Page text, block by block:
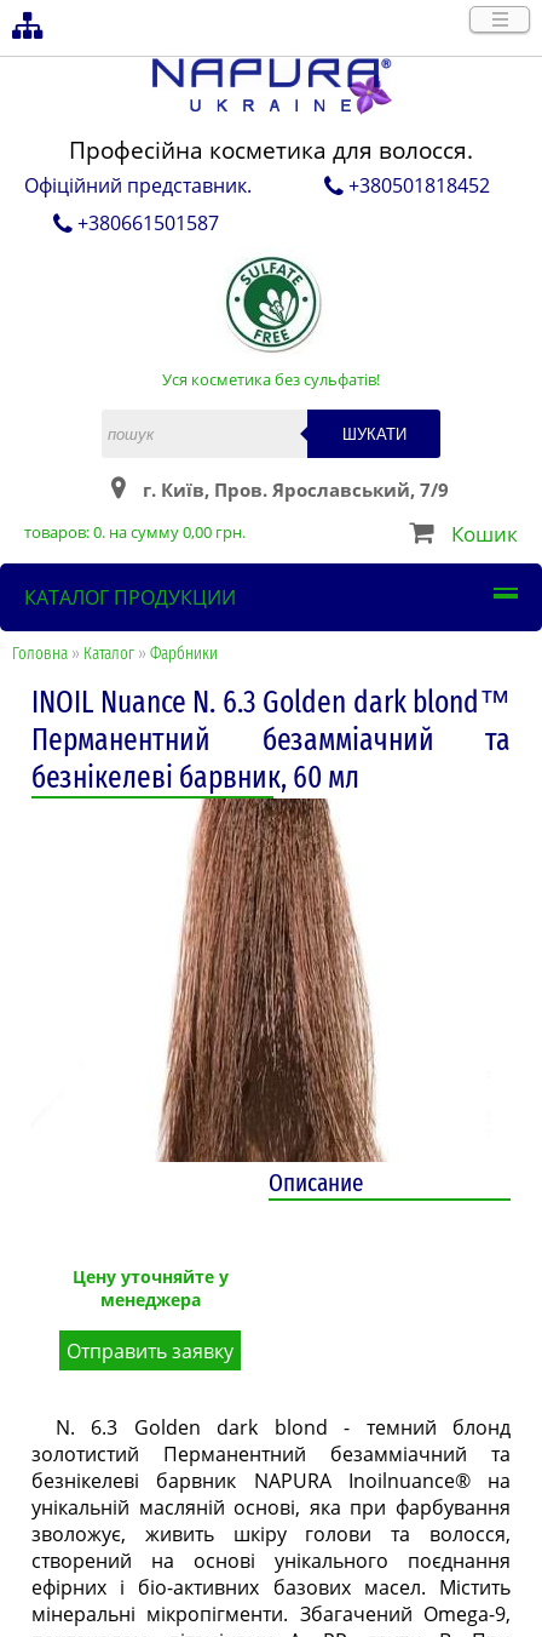
Професійна косметика для волосся.
Офіційний представник.
+380501818452
+380661501587
Уся косметика без сульфатів!
ШУКАТИ
г. Київ, Пров. Ярославський, 7/9
товаров:0. на сумму0,00 грн. Кошик
КАТАЛОГ ПРОДУКЦИИ
Головна » Каталог » Фарбники
INOIL Nuance N. 6.3 Golden dark blond™
Перманентний безамміачний та
безнікелеві барвник, 60 мл
Цену уточняйте у
менеджера
Отправить заявку
Описание
N. 6.3 Golden dark blond - темний блонд
золотистий Перманентний безамміачний та
безнікелеві барвник NAPURA Inoilnuance® на
унікальній масляній основі, яка при фарбування
зволожує, живить шкіру голови та волосся,
створений на основі унікального поєднання
ефірних і біо-активних базових масел. Містить
мінеральні мікропігменти. Збагачений Omega-9,